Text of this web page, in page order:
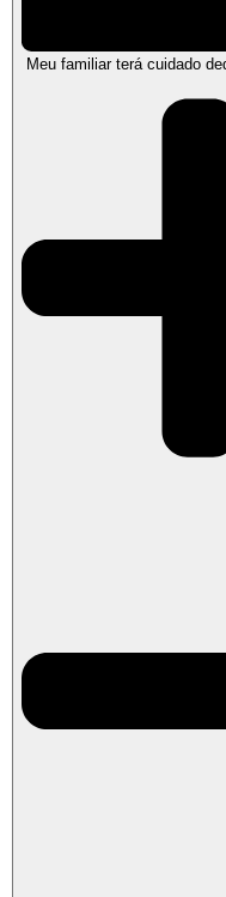
Meu familiar terá cuidado